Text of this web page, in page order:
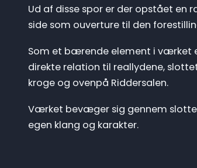
Ud af disse spor er der opstået en
side som ouverture til den
Som et bærende element i værket
direkte relation til reallydene,
kroge og ovenpå Riddersalen.
Værket bevæger sig gennem
egen klang og karakter.